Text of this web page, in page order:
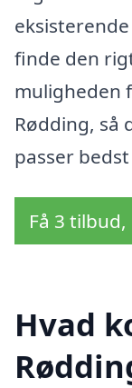
finde den
muligheden
Rødding, så
passer
Få 3
Hvad